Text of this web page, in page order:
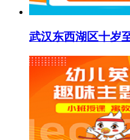
武汉东西湖区十岁